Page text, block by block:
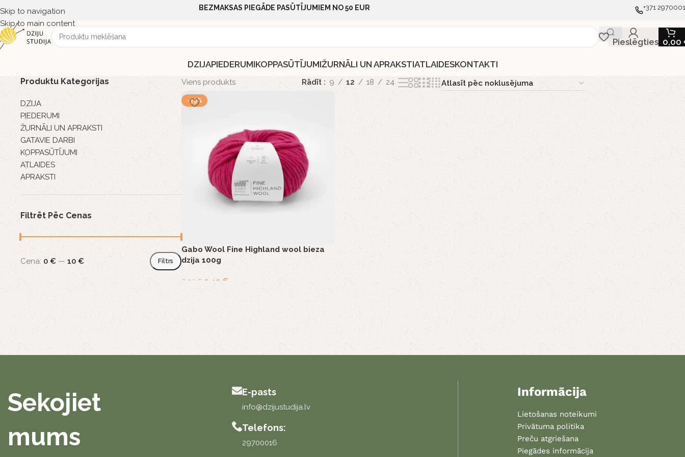
Skip to navigation
Skip to main content
BEZMAKSAS PIEGĀDE PASŪTĪJUMIEM NO 50 EUR +371
Pieslēgties 0,00
DZIJAPIEDERUMIKOPPASŪTĪJUMIŽURNĀLI UN APRAKSTIATLAIDESKONTAKTI
Produktu Kategorijas
DZIJA
PIEDERUMI
ŽURNĀLI UN APRAKSTI
GATAVIE DARBI
KOPPASŪTĪJUMI
ATLAIDES
APRAKSTI
Filtrēt Pēc Cenas
Filtrs
Cena: 0 € — 10 €
Viens produkts Rādīt 9 12 18 24
-39%
Gabo Wool Fine Highland wool bieza
dzija 100g
8,95 € 5,49€
Sekojiet
mums
E-pasts
info@dzijustudija.lv
Telefons:
29700016
Informācija
Lietošanas noteikumi
Privātuma politika
Preču atgriešana
Piegādes informācija